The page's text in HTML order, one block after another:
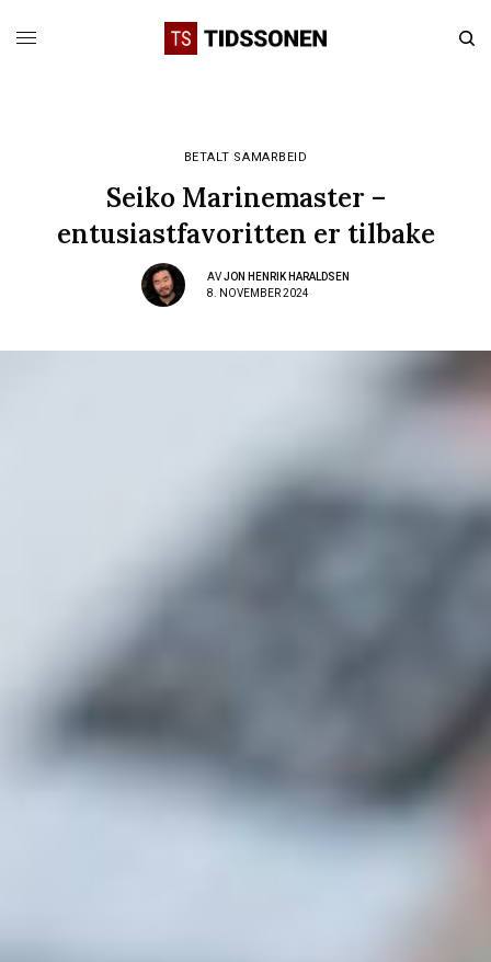
BETALT SAMARBEID
Seiko Marinemaster –
entusiastfavoritten er tilbake
AVJON HENRIK HARALDSEN
8. NOVEMBER 2024